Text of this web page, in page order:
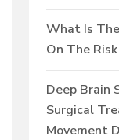
What Is
On The
Deep Brain
Surgical
Movement